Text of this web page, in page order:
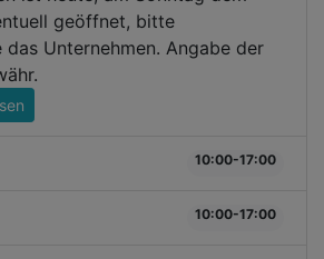
geöffnet, bitte
Unternehmen. Angabe der
10:00-17:00
10:00-17:00